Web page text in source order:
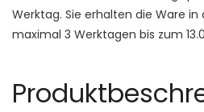
Werktag. Sie erhalten die Ware in
maximal 3 Werktagen bis zum